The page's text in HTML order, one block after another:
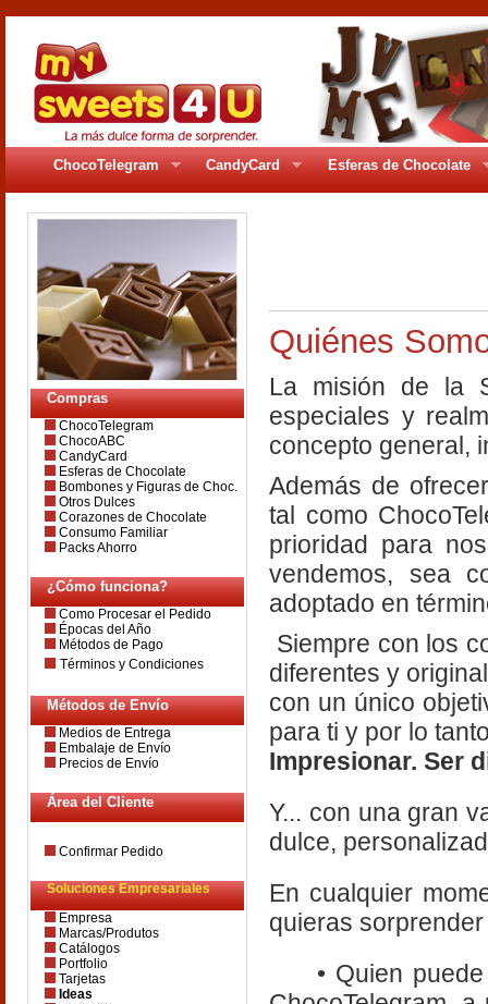
ChocoTelegram CandyCard Esferas de Chocolate
Compras
ChocoTelegram
ChocoABC
CandyCard
Esferas de Chocolate
Bombones y Figuras de Choc.
Otros Dulces
Corazones de Chocolate
Consumo Familiar
Packs Ahorro
¿Cómo funciona?
Como Procesar el Pedido
Épocas del Año
Métodos de Pago
Términos y Condiciones
Métodos de Envío
Medios de Entrega
Embalaje de Envío
Precios de Envío
Área del Cliente
Confirmar Pedido
Soluciones Empresariales
Empresa
Marcas/Produtos
Catálogos
Portfolio
Tarjetas
Ideas
Quiénes
La misión de la
especiales y
concepto general,
Además de
tal como
prioridad para
vendemos, sea
adoptado en
Siempre con los
diferentes y
con un único
para ti y por lo
Impresionar. Ser
Y... con una gran
dulce,
En cualquier
quieras
• Quien puede